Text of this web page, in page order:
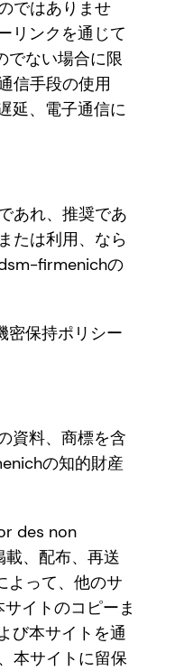
ではありませ
リンクを通じて
でない場合に限
信手段の使用
延、電子通信に
あれ、推奨であ
たは利用、なら
firmenichの
密保持ポリシー
資料、商標を含
の知的財産
des non
、配布、再送
よって、他のサ
イトのコピーま
び本サイトを通
本サイトに留保